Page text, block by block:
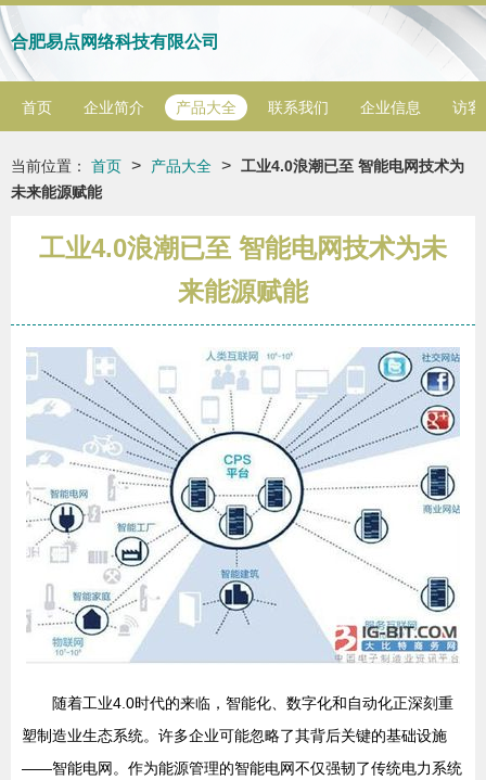
合肥易点网络科技有限公司
首页 企业简介 产品大全 联系我们 企业信息 访客
当前位置： 首页 > 产品大全 > 工业4.0浪潮已至 智能电网技术为
未来能源赋能
工业4.0浪潮已至 智能电网技术为未
来能源赋能
随着工业4.0时代的来临，智能化、数字化和自动化正深刻重
塑制造业生态系统。许多企业可能忽略了其背后关键的基础设施
——智能电网。作为能源管理的智能电网不仅强韧了传统电力系统